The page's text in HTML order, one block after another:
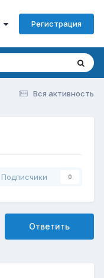
Регистрация
Вся активность
Подписчики 0
Ответить